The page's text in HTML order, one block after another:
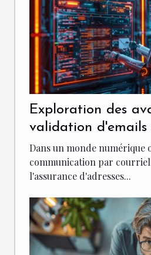
Exploration des
validation d'emails
aux normes RFC
Dans un monde numérique
communication par
l'assurance d'adresses...